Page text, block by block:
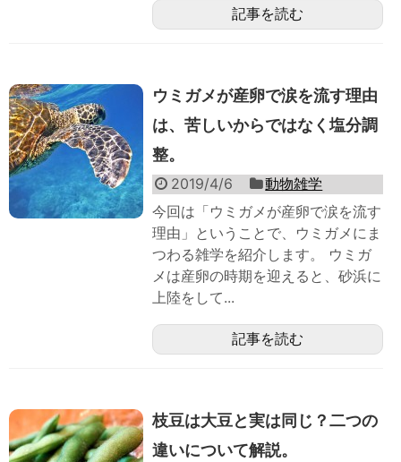
記事を読む
ウミガメが産卵で涙を流す理由
は、苦しいからではなく塩分調
整。
2019/4/6
動物雑学
今回は「ウミガメが産卵で涙を流す
理由」ということで、ウミガメにま
つわる雑学を紹介します。 ウミガ
メは産卵の時期を迎えると、砂浜に
上陸をして...
記事を読む
枝豆は大豆と実は同じ？二つの
違いについて解説。